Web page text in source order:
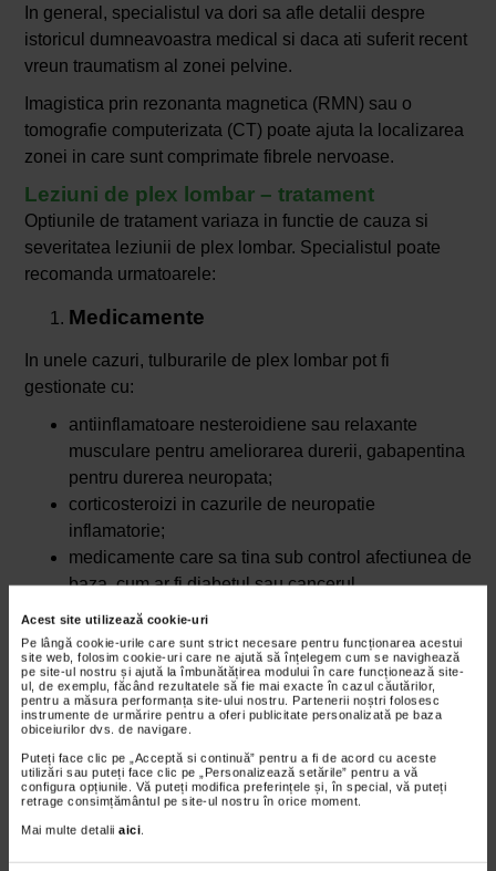
Acest site utilizează cookie-uri
Pe lângă cookie-urile care sunt strict necesare pentru funcționarea acestui
site web, folosim cookie-uri care ne ajută să înțelegem cum se navighează
pe site-ul nostru și ajută la îmbunătățirea modului în care funcționează site-
ul, de exemplu, făcând rezultatele să fie mai exacte în cazul căutărilor,
pentru a măsura performanța site-ului nostru. Partenerii noștri folosesc
instrumente de urmărire pentru a oferi publicitate personalizată pe baza
obiceiurilor dvs. de navigare.
Puteți face clic pe „Acceptă si continuă” pentru a fi de acord cu aceste
utilizări sau puteți face clic pe „Personalizează setările” pentru a vă
configura opțiunile. Vă puteți modifica preferințele și, în special, vă puteți
retrage consimțământul pe site-ul nostru în orice moment.
Mai multe detalii aici
In general, specialistul va dori sa afle detalii despre
istoricul dumneavoastra medical si daca ati suferit recent
vreun traumatism al zonei pelvine.
Imagistica prin rezonanta magnetica (RMN) sau o
tomografie computerizata (CT) poate ajuta la localizarea
zonei in care sunt comprimate fibrele nervoase.
Leziuni de plex lombar – tratament
Optiunile de tratament variaza in functie de cauza si
severitatea leziunii de plex lombar. Specialistul poate
recomanda urmatoarele:
Medicamente
In unele cazuri, tulburarile de plex lombar pot fi
gestionate cu:
antiinflamatoare nesteroidiene sau relaxante
musculare pentru ameliorarea durerii, gabapentina
pentru durerea neuropata;
corticosteroizi in cazurile de neuropatie
inflamatorie;
medicamente care sa tina sub control afectiunea de
baza, cum ar fi diabetul sau cancerul.
Tehnici de reabilitare si fizioterapie
Fizioterapia este esentiala in procesul de recuperare a
pacientilor cu leziuni de plex lombar. Aceasta vizeaza
ameliorarea durerii, restabilirea fortei musculare,
imbunatatirea mobilitatii si prevenirea complicatiilor pe
termen lung.
Interventie chirurgicala
Cand leziunea de plex lombar este cauzata de o tumora